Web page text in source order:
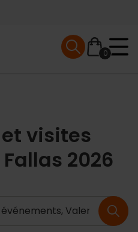
0
Mobile menu
visites
2026